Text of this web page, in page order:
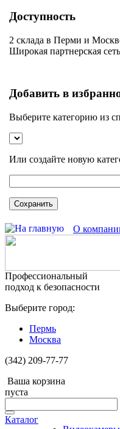
Доступность
2 склада в Перми и
Широкая партнерская
Добавить в
Выберите категорию из
Или создайте новую
Сохранить
О
Профессиональный
подход к безопасности
Выберите город:
Пермь
Москва
(342) 209-77-77
Ваша корзина
пуста
Каталог